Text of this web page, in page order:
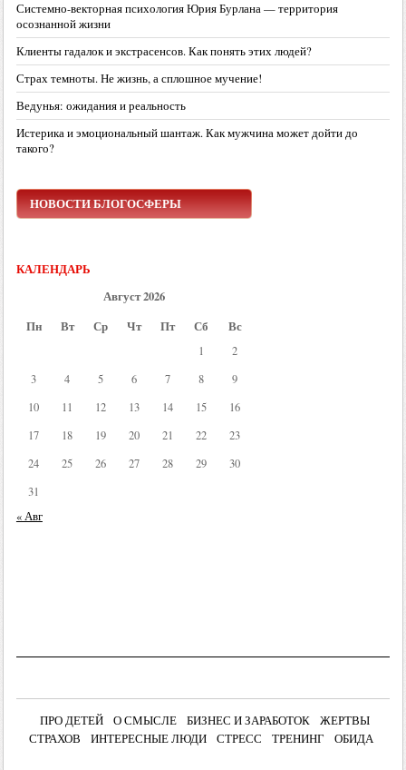
Системно-векторная психология Юрия Бурлана — территория
осознанной жизни
Клиенты гадалок и экстрасенсов. Как понять этих людей?
Страх темноты. Не жизнь, а сплошное мучение!
Ведунья: ожидания и реальность
Истерика и эмоциональный шантаж. Как мужчина может дойти до
такого?
НОВОСТИ БЛОГОСФЕРЫ
КАЛЕНДАРЬ
Август 2026
Пн
Вт Ср Чт Пт Сб Вс
1
2
3
4 5 6 7 8
9
10
11 12 13 14 15
16
17
18 19 20 21 22
23
24
25 26 27 28 29
30
31
« Авг
ПРО ДЕТЕЙ О СМЫСЛЕ БИЗНЕС И ЗАРАБОТОК
ЖЕРТВЫ
СТРАХОВ
ИНТЕРЕСНЫЕ ЛЮДИ СТРЕСС ТРЕНИНГ ОБИДА